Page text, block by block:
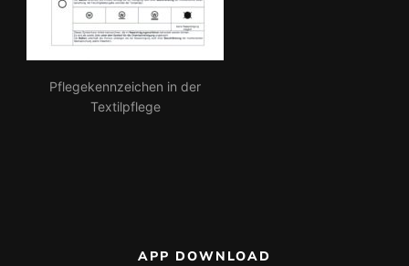
Pflegekennzeichen in der
Textilpflege
APP DOWNLOAD